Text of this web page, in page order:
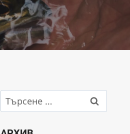
Търсене
за: